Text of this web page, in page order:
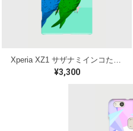
¥3,300